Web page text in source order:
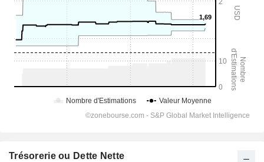
Trésorerie ou Dette Nette